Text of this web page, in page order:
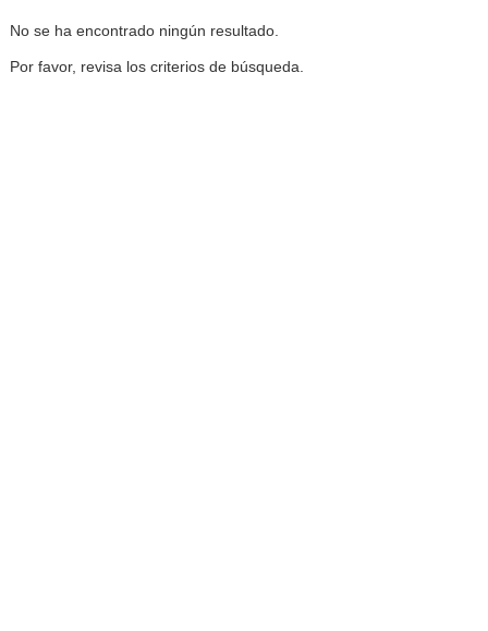
No se ha encontrado ningún resultado.
Por favor, revisa los criterios de búsqueda.